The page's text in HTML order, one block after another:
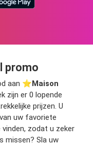
promo
aan ⭐️Maison
zijn er 0 lopende
prijzen. U
uw favoriete
zodat u zeker
missen? Sla uw